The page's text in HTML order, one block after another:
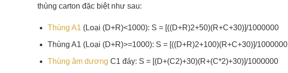
thùng carton đặc biệt như sau:
Thùng A1 (Loại (D+R)<1000): S = [((D+R)2+50)(R+C+30)]/1000000
Thùng A1 (Loại (D+R)>=1000): S = [((D+R)2+100)(R+C+30)]/1000000
Thùng âm dương C1 đáy: S = [(D+(C2)+30)(R+(C*2)+30)]/1000000